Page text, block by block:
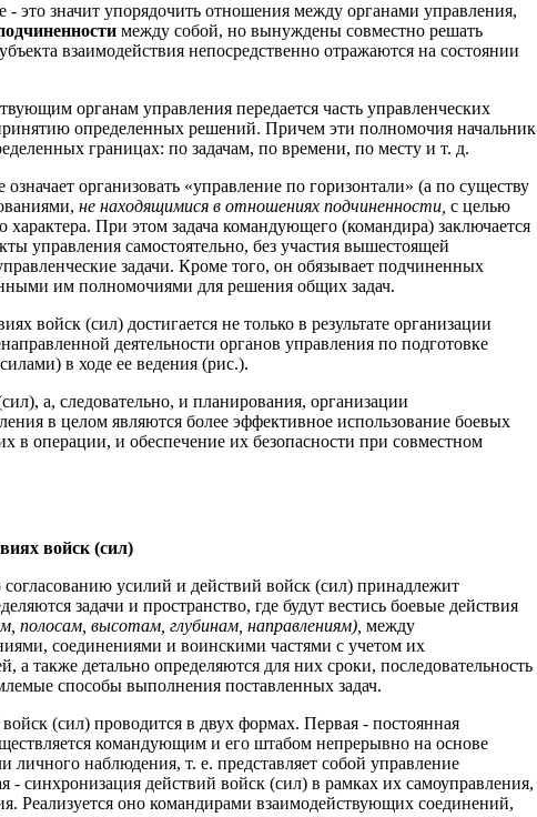
- это значит упорядочить отношения между органами управления,
между собой, но вынуждены совместно решать
взаимодействия непосредственно отражаются на состоянии
органам управления передается часть управленческих
определенных решений. Причем эти полномочия начальник
границах: по задачам, по времени, по месту и т. д.
организовать «управление по горизонтали» (а по существу
не находящимися в отношениях подчиненности, с целью
характера. При этом задача командующего (командира) заключается
управления самостоятельно, без участия вышестоящей
задачи. Кроме того, он обязывает подчиненных
им полномочиями для решения общих задач.
войск (сил) достигается не только в результате организации
деятельности органов управления по подготовке
в ходе ее ведения (рис.).
а, следовательно, и планирования, организации
в целом являются более эффективное использование боевых
в операции, и обеспечение их безопасности при совместном
войск (сил)
согласованию усилий и действий войск (сил) принадлежит
задачи и пространство, где будут вестись боевые действия
полосам, высотам, глубинам, направлениям), между
соединениями и воинскими частями с учетом их
а также детально определяются для них сроки, последовательность
способы выполнения поставленных задач.
(сил) проводится в двух формах. Первая - постоянная
командующим и его штабом непрерывно на основе
наблюдения, т. е. представляет собой управление
синхронизация действий войск (сил) в рамках их самоуправления,
Реализуется оно командирами взаимодействующих соединений,